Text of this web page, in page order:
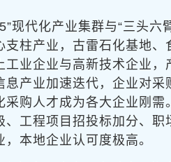
现代化产业集群与“三头六
柱产业，古雷石化基地、
业企业与高新技术企业，
产业加速迭代，企业对采
购人才成为各大企业刚需。
工程项目招投标加分、职
本地企业认可度极高。